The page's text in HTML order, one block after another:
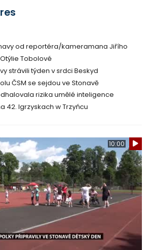
od reportéra/kameramana Jiřího
Tobolové
strávili týden v srdci Beskyd
ČSM se sejdou ve Stonavě
rizika umělé inteligence
42. Igrzyskach w Trzyńcu
10:00